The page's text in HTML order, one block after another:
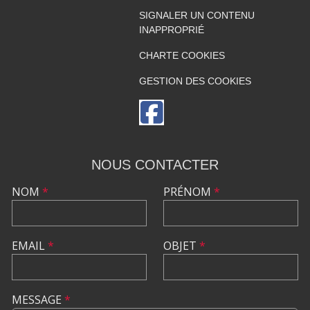
SIGNALER UN CONTENU
INAPPROPRIÉ
CHARTE COOKIES
GESTION DES COOKIES
NOUS CONTACTER
NOM *
EMAIL*
PRÉNOM *
OBJET *
MESSAGE *